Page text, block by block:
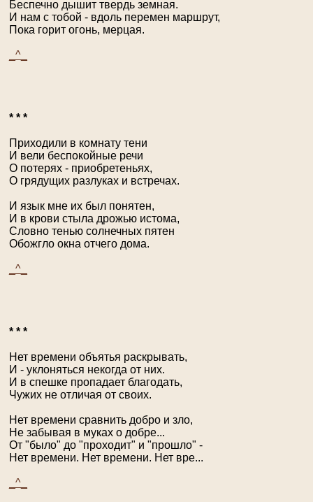
Беспечно дышит твердь земная.
И нам с тобой - вдоль перемен маршрут,
Пока горит огонь, мерцая.
_^_
* * *
Приходили в комнату тени
И вели беспокойные речи
О потерях - приобретеньях,
О грядущих разлуках и встречах.
И язык мне их был понятен,
И в крови стыла дрожью истома,
Словно тенью солнечных пятен
Обожгло окна отчего дома.
_^_
* * *
Нет времени объятья раскрывать,
И - уклоняться некогда от них.
И в спешке пропадает благодать,
Чужих не отличая от своих.
Нет времени сравнить добро и зло,
Не забывая в муках о добре...
От "было" до "проходит" и "прошло" -
Нет времени. Нет времени. Нет вре...
_^_